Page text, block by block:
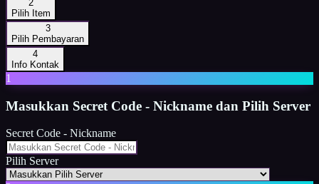
2
Pilih Item
3
Pilih Pembayaran
4
Info Kontak
1
Masukkan Secret Code - Nickname dan Pilih Server
Secret Code - Nickname
Pilih Server